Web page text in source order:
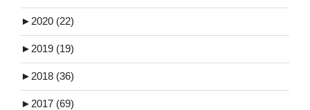
► 2020 (22)
► 2019 (19)
► 2018 (36)
► 2017 (69)